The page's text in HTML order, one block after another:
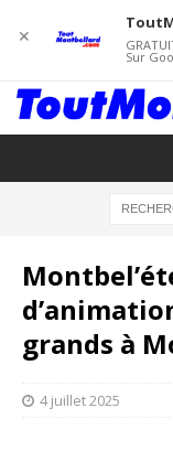
grands à
4 juillet 2025
✕
Sur